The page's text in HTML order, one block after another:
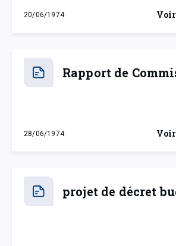
20/06/1974
jeudi 20 juin 1974
Rapport de
28/06/1974
vendredi 28 juin 1974
projet de décret